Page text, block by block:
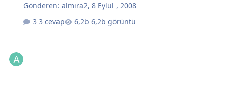
Gönderen:almira2,8 Eylül , 2008
3 cevap
6,2b görüntü